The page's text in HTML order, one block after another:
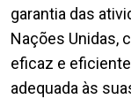
garantia das
Nações Unidas,
eficaz e
adequada às